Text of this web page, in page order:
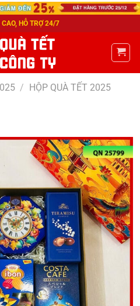
HỖ TRỢ 24/7
/ HỘP QUÀ TẾT 2025